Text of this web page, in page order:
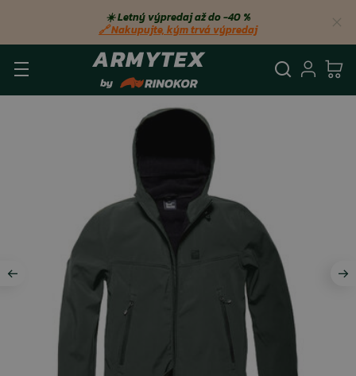
☀️ Letný výpredaj až do −40 %
🔗 Nakupujte, kým trvá výpredaj